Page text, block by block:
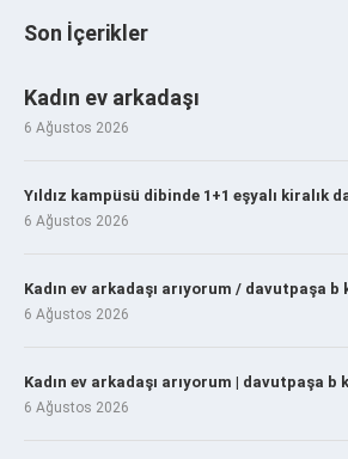
Son İçerikler
Kadın ev arkadaşı
6 Ağustos 2026
Yıldız kampüsü dibinde 1+1 eşyalı kiralık
6 Ağustos 2026
Kadın ev arkadaşı arıyorum / davutpaşa b
6 Ağustos 2026
Kadın ev arkadaşı arıyorum | davutpaşa b
6 Ağustos 2026